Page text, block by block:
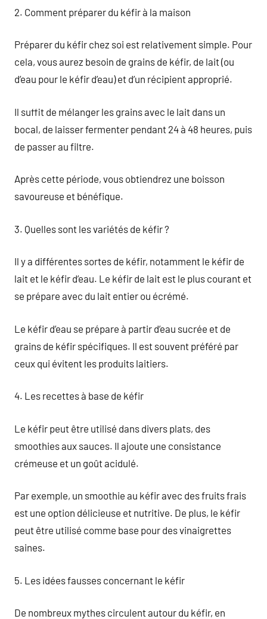
2. Comment préparer du kéfir à la maison
Préparer du kéfir chez soi est relativement simple. Pour
cela, vous aurez besoin de grains de kéfir, de lait (ou
d’eau pour le kéfir d’eau) et d’un récipient approprié.
Il suffit de mélanger les grains avec le lait dans un
bocal, de laisser fermenter pendant 24 à 48 heures, puis
de passer au filtre.
Après cette période, vous obtiendrez une boisson
savoureuse et bénéfique.
3. Quelles sont les variétés de kéfir ?
Il y a différentes sortes de kéfir, notamment le kéfir de
lait et le kéfir d’eau. Le kéfir de lait est le plus courant et
se prépare avec du lait entier ou écrémé.
Le kéfir d’eau se prépare à partir d’eau sucrée et de
grains de kéfir spécifiques. Il est souvent préféré par
ceux qui évitent les produits laitiers.
4. Les recettes à base de kéfir
Le kéfir peut être utilisé dans divers plats, des
smoothies aux sauces. Il ajoute une consistance
crémeuse et un goût acidulé.
Par exemple, un smoothie au kéfir avec des fruits frais
est une option délicieuse et nutritive. De plus, le kéfir
peut être utilisé comme base pour des vinaigrettes
saines.
5. Les idées fausses concernant le kéfir
De nombreux mythes circulent autour du kéfir, en